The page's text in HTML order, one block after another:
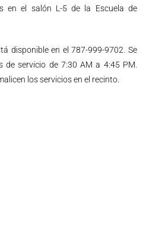
en el salón L-5 de la Escuela de
disponible en el 787-999-9702. Se
de servicio de 7:30 AM a 4:45 PM.
los servicios en el recinto.